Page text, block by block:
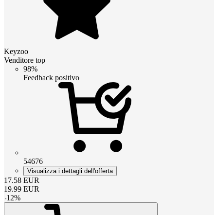
Keyzoo
Venditore top
98%
Feedback positivo
54676
Visualizza i dettagli dell'offerta
17.58 EUR
19.99 EUR
-12%